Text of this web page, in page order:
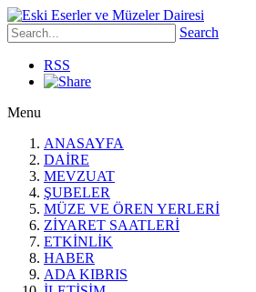
Search
RSS
Menu
ANASAYFA
DAİRE
MEVZUAT
ŞUBELER
MÜZE VE ÖREN YERLERİ
ZİYARET SAATLERİ
ETKİNLİK
HABER
ADA KIBRIS